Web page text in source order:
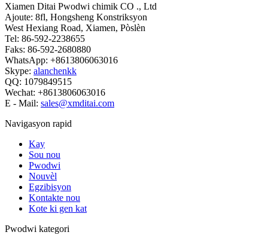
Xiamen Ditai Pwodwi chimik CO ., Ltd
Ajoute: 8fl, Hongsheng Konstriksyon
West Hexiang Road, Xiamen, Pòslèn
Tel: 86-592-2238655
Faks: 86-592-2680880
WhatsApp: +8613806063016
Skype: alanchenkk
QQ: 1079849515
Wechat: +8613806063016
E - Mail: sales@xmditai.com
Navigasyon rapid
Kay
Sou nou
Pwodwi
Nouvèl
Egzibisyon
Kontakte nou
Kote ki gen kat
Pwodwi kategori